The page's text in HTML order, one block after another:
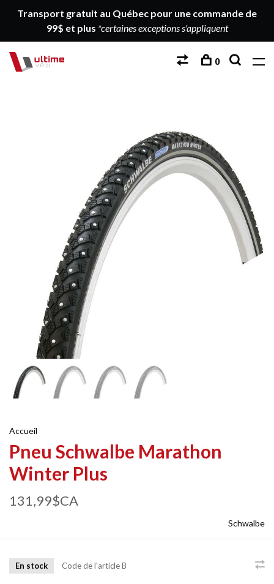
Transport gratuit au Québec pour une commande de
99$ et plus *certaines exceptions s'appliquent
0
Accueil
Pneu Schwalbe Marathon
Winter Plus
131,99$CA
Schwalbe
En stock Code de l'articleB